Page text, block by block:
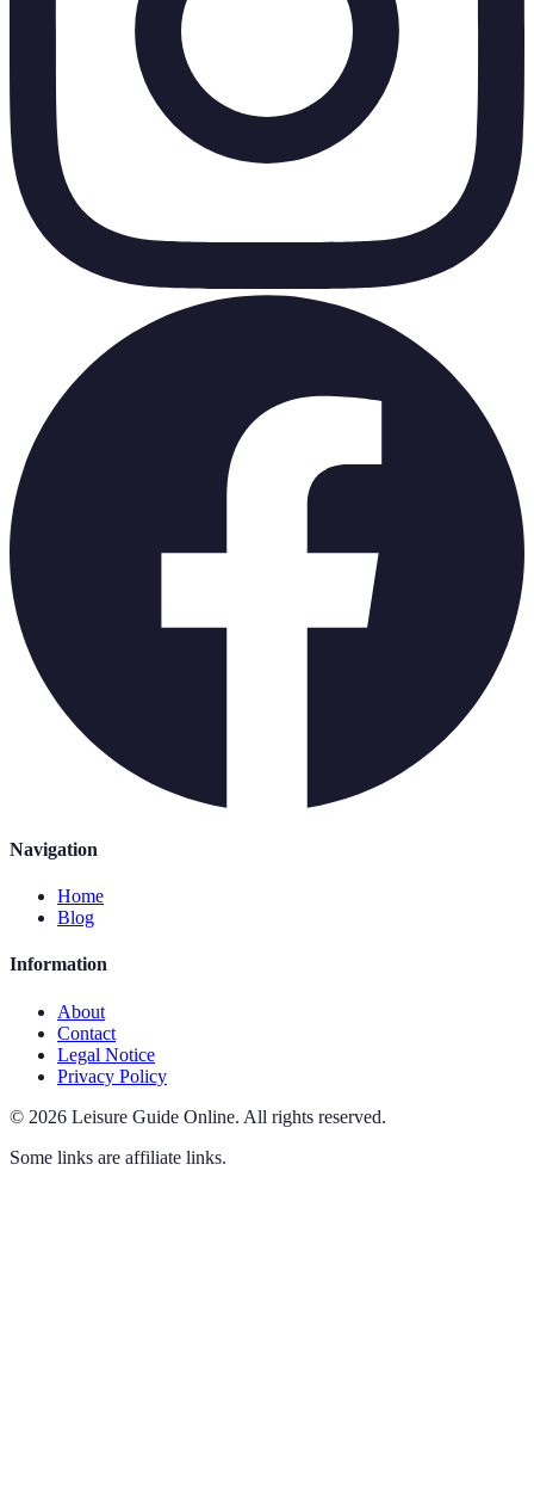
Navigation
Home
Blog
Information
About
Contact
Legal Notice
Privacy Policy
© 2026 Leisure Guide Online. All rights reserved.
Some links are affiliate links.